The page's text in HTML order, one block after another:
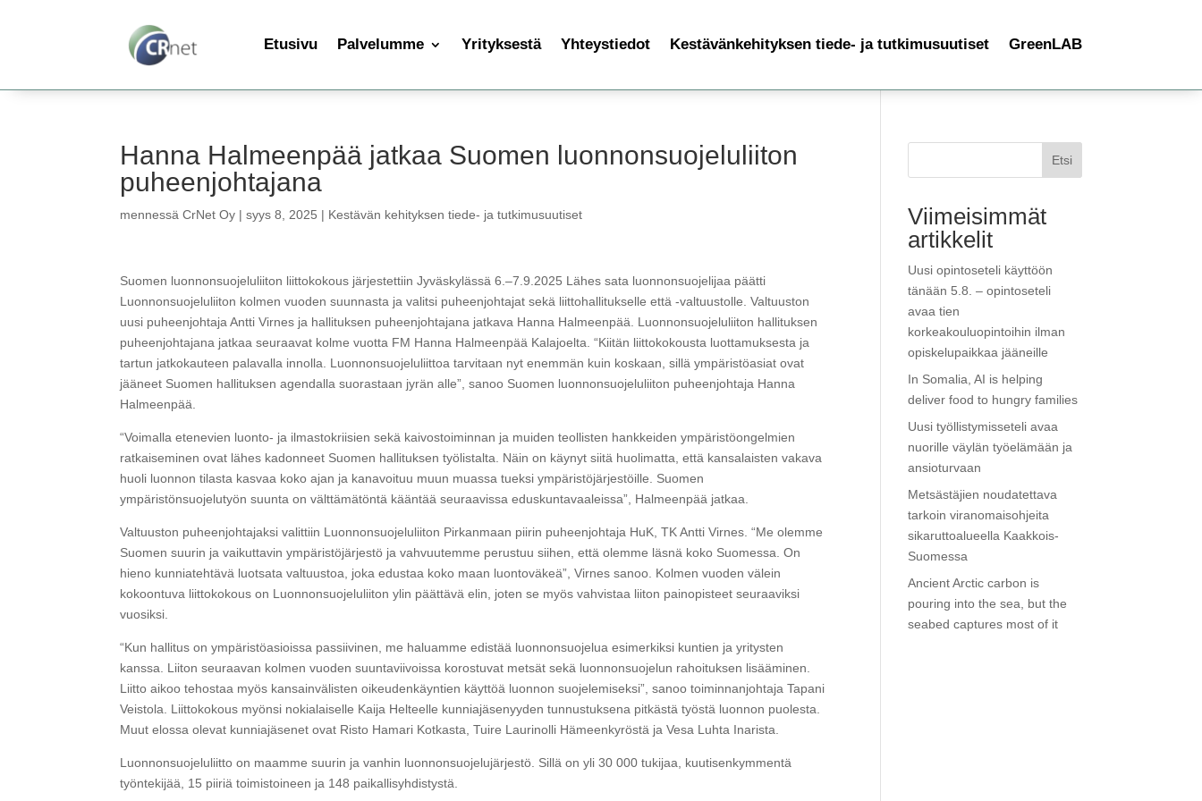
Etusivu Palvelumme Yrityksestä Yhteystiedot Kestävänkehityksen tiede- ja tutkimusuutiset GreenLAB
Hanna Halmeenpää jatkaa Suomen luonnonsuojeluliiton
puheenjohtajana
mennessäCrNet Oy |syys 8, 2025 | Kestävän kehityksen tiede- ja tutkimusuutiset
Suomen luonnonsuojeluliiton liittokokous järjestettiin Jyväskylässä 6.–7.9.2025 Lähes sata luonnonsuojelijaa päätti
Luonnonsuojeluliiton kolmen vuoden suunnasta ja valitsi puheenjohtajat sekä liittohallitukselle että -valtuustolle. Valtuuston
uusi puheenjohtaja Antti Virnes ja hallituksen puheenjohtajana jatkava Hanna Halmeenpää. Luonnonsuojeluliiton hallituksen
puheenjohtajana jatkaa seuraavat kolme vuotta FM Hanna Halmeenpää Kalajoelta. “Kiitän liittokokousta luottamuksesta ja
tartun jatkokauteen palavalla innolla. Luonnonsuojeluliittoa tarvitaan nyt enemmän kuin koskaan, sillä ympäristöasiat ovat
jääneet Suomen hallituksen agendalla suorastaan jyrän alle”, sanoo Suomen luonnonsuojeluliiton puheenjohtaja Hanna
Halmeenpää.
“Voimalla etenevien luonto- ja ilmastokriisien sekä kaivostoiminnan ja muiden teollisten hankkeiden ympäristöongelmien
ratkaiseminen ovat lähes kadonneet Suomen hallituksen työlistalta. Näin on käynyt siitä huolimatta, että kansalaisten vakava
huoli luonnon tilasta kasvaa koko ajan ja kanavoituu muun muassa tueksi ympäristöjärjestöille. Suomen
ympäristönsuojelutyön suunta on välttämätöntä kääntää seuraavissa eduskuntavaaleissa”, Halmeenpää jatkaa.
Valtuuston puheenjohtajaksi valittiin Luonnonsuojeluliiton Pirkanmaan piirin puheenjohtaja HuK, TK Antti Virnes. “Me olemme
Suomen suurin ja vaikuttavin ympäristöjärjestö ja vahvuutemme perustuu siihen, että olemme läsnä koko Suomessa. On
hieno kunniatehtävä luotsata valtuustoa, joka edustaa koko maan luontoväkeä”, Virnes sanoo. Kolmen vuoden välein
kokoontuva liittokokous on Luonnonsuojeluliiton ylin päättävä elin, joten se myös vahvistaa liiton painopisteet seuraaviksi
vuosiksi.
“Kun hallitus on ympäristöasioissa passiivinen, me haluamme edistää luonnonsuojelua esimerkiksi kuntien ja yritysten
kanssa. Liiton seuraavan kolmen vuoden suuntaviivoissa korostuvat metsät sekä luonnonsuojelun rahoituksen lisääminen.
Liitto aikoo tehostaa myös kansainvälisten oikeudenkäyntien käyttöä luonnon suojelemiseksi”, sanoo toiminnanjohtaja Tapani
Veistola. Liittokokous myönsi nokialaiselle Kaija Helteelle kunniajäsenyyden tunnustuksena pitkästä työstä luonnon puolesta.
Muut elossa olevat kunniajäsenet ovat Risto Hamari Kotkasta, Tuire Laurinolli Hämeenkyröstä ja Vesa Luhta Inarista.
Luonnonsuojeluliitto on maamme suurin ja vanhin luonnonsuojelujärjestö. Sillä on yli 30 000 tukijaa, kuutisenkymmentä
työntekijää, 15 piiriä toimistoineen ja 148 paikallisyhdistystä.
Etsi
Viimeisimmät
artikkelit
Uusi opintoseteli käyttöön
tänään 5.8. – opintoseteli
avaa tien
korkeakouluopintoihin ilman
opiskelupaikkaa jääneille
In Somalia, AI is helping
deliver food to hungry families
Uusi työllistymisseteli avaa
nuorille väylän työelämään ja
ansioturvaan
Metsästäjien noudatettava
tarkoin viranomaisohjeita
sikaruttoalueella Kaakkois-
Suomessa
Ancient Arctic carbon is
pouring into the sea, but the
seabed captures most of it